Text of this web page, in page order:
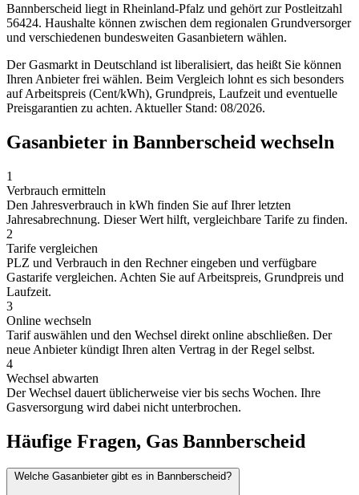
Bannberscheid liegt in Rheinland-Pfalz und gehört zur Postleitzahl
56424. Haushalte können zwischen dem regionalen Grundversorger
und verschiedenen bundesweiten Gasanbietern wählen.
Der Gasmarkt in Deutschland ist liberalisiert, das heißt Sie können
Ihren Anbieter frei wählen. Beim Vergleich lohnt es sich besonders
auf Arbeitspreis (Cent/kWh), Grundpreis, Laufzeit und eventuelle
Preisgarantien zu achten. Aktueller Stand: 08/2026.
Gasanbieter in Bannberscheid wechseln
1
Verbrauch ermitteln
Den Jahresverbrauch in kWh finden Sie auf Ihrer letzten
Jahresabrechnung. Dieser Wert hilft, vergleichbare Tarife zu finden.
2
Tarife vergleichen
PLZ und Verbrauch in den Rechner eingeben und verfügbare
Gastarife vergleichen. Achten Sie auf Arbeitspreis, Grundpreis und
Laufzeit.
3
Online wechseln
Tarif auswählen und den Wechsel direkt online abschließen. Der
neue Anbieter kündigt Ihren alten Vertrag in der Regel selbst.
4
Wechsel abwarten
Der Wechsel dauert üblicherweise vier bis sechs Wochen. Ihre
Gasversorgung wird dabei nicht unterbrochen.
Häufige Fragen, Gas Bannberscheid
Welche Gasanbieter gibt es in Bannberscheid?